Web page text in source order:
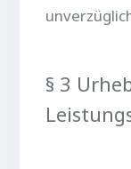
§ 3